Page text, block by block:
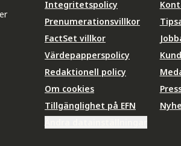
Integritetspolicy
Prenumerationsvillkor
FactSet villkor
Värdepapperspolicy
Redaktionell policy
Om cookies
Tillgänglighet på EFN